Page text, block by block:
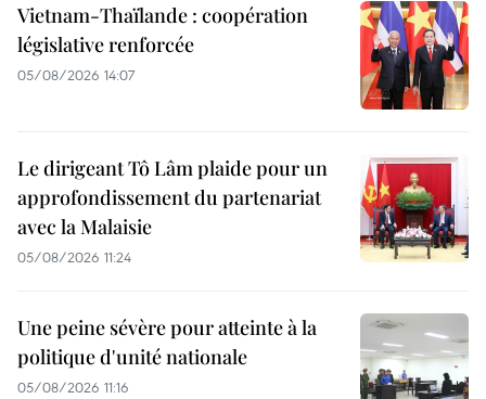
Vietnam-Thaïlande : coopération
législative renforcée
05/08/2026 14:07
Le dirigeant Tô Lâm plaide pour un
approfondissement du partenariat
avec la Malaisie
05/08/2026 11:24
Une peine sévère pour atteinte à la
politique d'unité nationale
05/08/2026 11:16